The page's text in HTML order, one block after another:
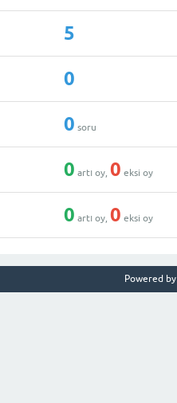
5
0
0 soru
0 artı oy,0 eksi oy
0 artı oy,0 eksi oy
Powered by